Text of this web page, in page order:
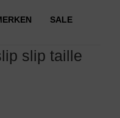
SALE
slip taille